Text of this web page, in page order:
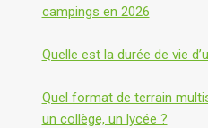
campings en 2026
Quelle est la durée de vie
Quel format de terrain
un collège, un lycée ?